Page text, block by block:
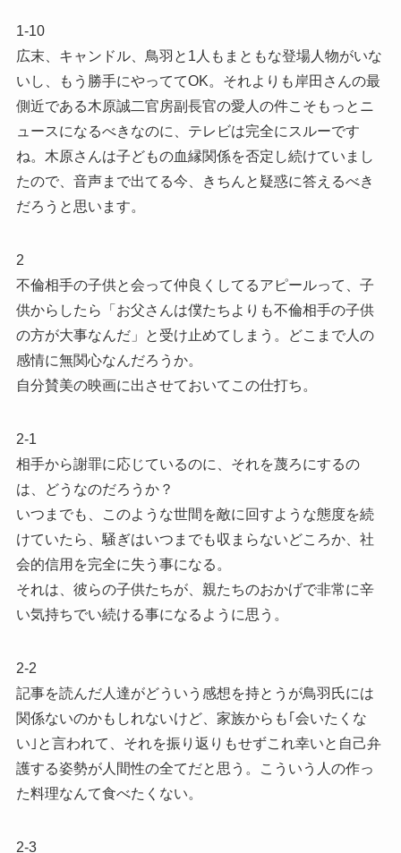
1-10
広末、キャンドル、鳥羽と1人もまともな登場人物がいな
いし、もう勝手にやっててOK。それよりも岸田さんの最
側近である木原誠二官房副長官の愛人の件こそもっとニ
ュースになるべきなのに、テレビは完全にスルーです
ね。木原さんは子どもの血縁関係を否定し続けていまし
たので、音声まで出てる今、きちんと疑惑に答えるべき
だろうと思います。
2
不倫相手の子供と会って仲良くしてるアピールって、子
供からしたら「お父さんは僕たちよりも不倫相手の子供
の方が大事なんだ」と受け止めてしまう。どこまで人の
感情に無関心なんだろうか。
自分賛美の映画に出させておいてこの仕打ち。
2-1
相手から謝罪に応じているのに、それを蔑ろにするの
は、どうなのだろうか？
いつまでも、このような世間を敵に回すような態度を続
けていたら、騒ぎはいつまでも収まらないどころか、社
会的信用を完全に失う事になる。
それは、彼らの子供たちが、親たちのおかげで非常に辛
い気持ちでい続ける事になるように思う。
2-2
記事を読んだ人達がどういう感想を持とうが鳥羽氏には
関係ないのかもしれないけど、家族からも｢会いたくな
い｣と言われて、それを振り返りもせずこれ幸いと自己弁
護する姿勢が人間性の全てだと思う。こういう人の作っ
た料理なんて食べたくない。
2-3